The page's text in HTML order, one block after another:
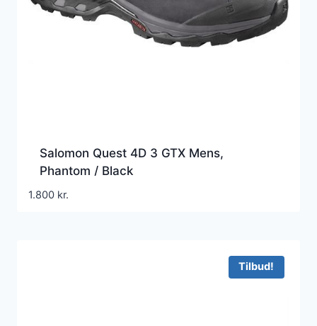
Salomon Quest 4D 3 GTX Mens,
Phantom / Black
1.800 kr.
Tilbud!